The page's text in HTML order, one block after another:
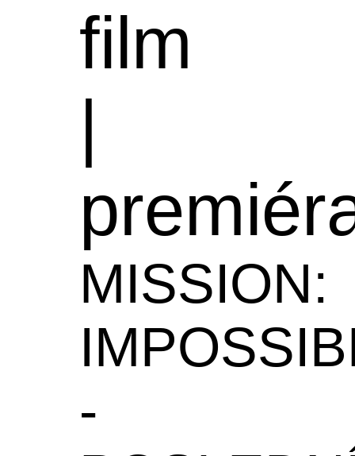
film
|
MISSION:
-